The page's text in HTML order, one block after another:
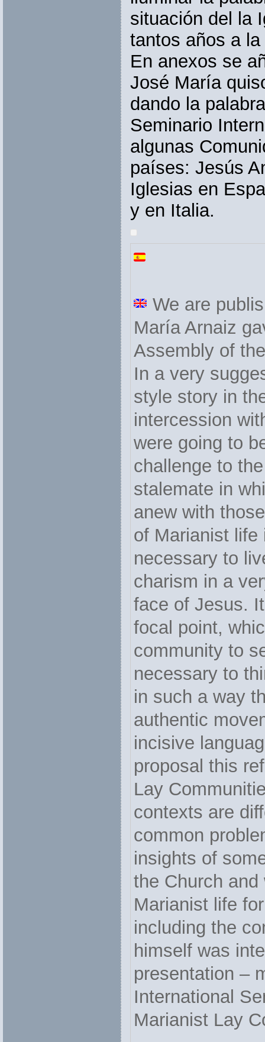
situación del la
tantos años a
En anexos se
José María
dando la
Seminario
algunas
países: Jesús
Iglesias en
y en Italia.
We are
María Arnaiz
Assembly of
In a very
style story in
intercession
were going to
challenge to
stalemate in
anew with
of Marianist life
necessary to
charism in a
face of Jesus.
focal point,
community to
necessary to
in such a way
authentic
incisive
proposal this
Lay
contexts are
common
insights of
the Church
Marianist life
including the
himself was
presentation –
International
Marianist Lay